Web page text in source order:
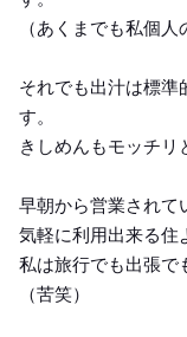
（あくまでも私個人
それでも出汁は標準
す。
きしめんもモッチリ
早朝から営業されて
気軽に利用出来る住
私は旅行でも出張で
（苦笑）